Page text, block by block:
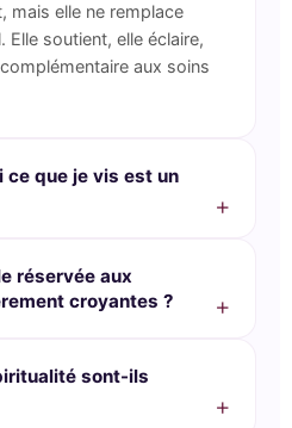
mais elle ne remplace
Elle soutient, elle éclaire,
aux soins
ce que je vis est un
réservée aux
croyantes ?
sont-ils